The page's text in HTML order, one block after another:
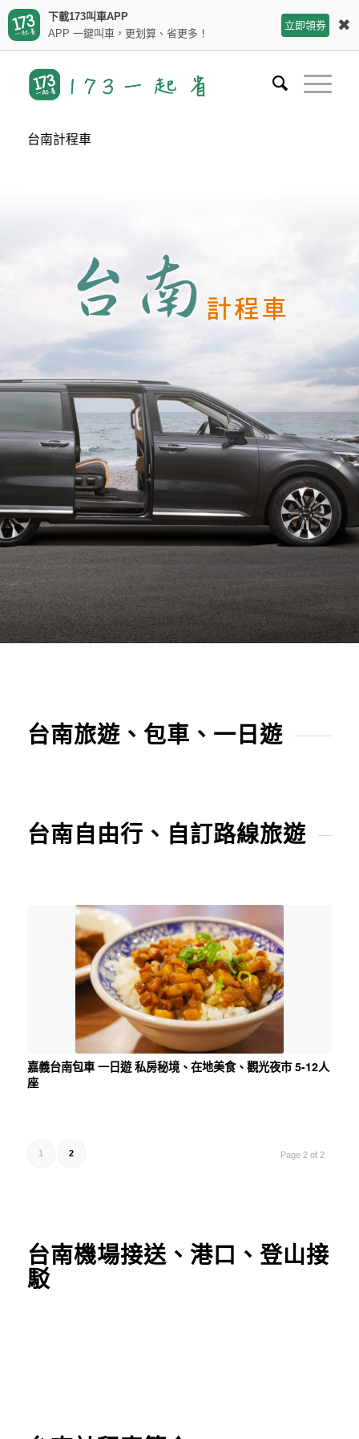
下載173叫車APP
APP 一鍵叫車，更划算、省更多！
立即領券 ✖
台南計程車
台南旅遊、包車、一日遊
台南自由行、自訂路線旅遊
嘉義台南包車 一日遊 私房秘境、在地美食、觀光夜市 5-12人
座
Page 2 of 2
1 2
台南機場接送、港口、登山接
駁